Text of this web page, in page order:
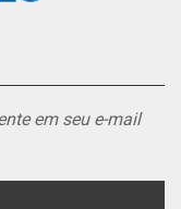
em seu e-mail